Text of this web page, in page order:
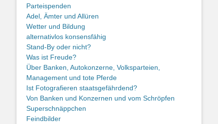
Parteispenden
Adel, Ämter und Allüren
Wetter und Bildung
alternativlos konsensfähig
Stand-By oder nicht?
Was ist Freude?
Über Banken, Autokonzerne, Volksparteien,
Management und tote Pferde
Ist Fotografieren staatsgefährdend?
Von Banken und Konzernen und vom Schröpfen
Superschnäppchen
Feindbilder